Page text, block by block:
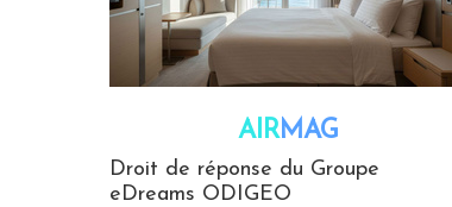
AIRMAG
Droit de réponse du Groupe
eDreams ODIGEO